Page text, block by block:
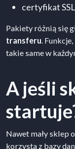
certyfikat
Pakiety różnią się
transferu.
takie same w
A jeśli
Nawet mały sklep
korzysta z bazy